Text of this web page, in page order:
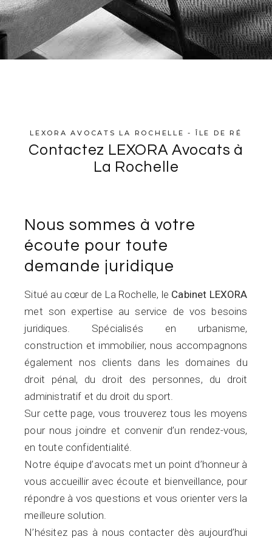
LEXORA AVOCATS LA ROCHELLE - ÎLE DE RÉ
Contactez LEXORA Avocats à
La Rochelle
Nous sommes à votre
écoute pour toute
demande juridique
Situé au cœur de La Rochelle, le Cabinet LEXORA
met son expertise au service de vos besoins
juridiques. Spécialisés en urbanisme,
construction et immobilier, nous accompagnons
également nos clients dans les domaines du
droit pénal, du droit des personnes, du droit
administratif et du droit du sport.
Sur cette page, vous trouverez tous les moyens
pour nous joindre et convenir d’un rendez-vous,
en toute confidentialité.
Notre équipe d’avocats met un point d’honneur à
vous accueillir avec écoute et bienveillance, pour
répondre à vos questions et vous orienter vers la
meilleure solution.
N’hésitez pas à nous contacter dès aujourd’hui